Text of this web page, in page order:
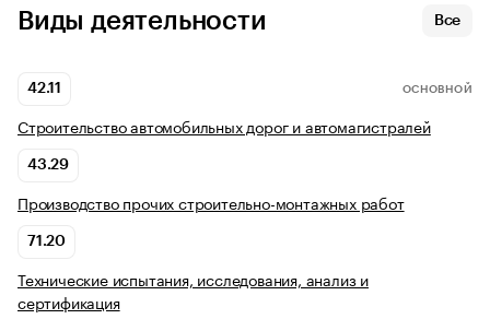
Виды деятельности Все
42.11 ОСНОВНОЙ
Строительство автомобильных дорог и автомагистралей
43.29
Производство прочих строительно-монтажных работ
71.20
Технические испытания, исследования, анализ и
сертификация